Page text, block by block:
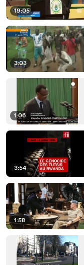
19:05
3:03
1:06
3:54
1:58